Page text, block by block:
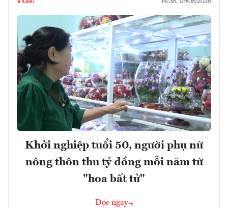
Khởi nghiệp tuổi 50, người phụ nữ
nông thôn thu tỷ đồng mỗi năm từ
"hoa bất tử"
Đọc ngay